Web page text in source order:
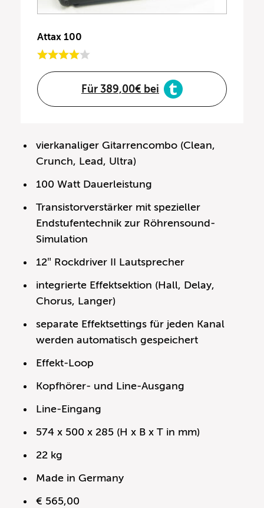
Attax 100
Für 389,00€ bei
vierkanaliger Gitarrencombo (Clean,
Crunch, Lead, Ultra)
100 Watt Dauerleistung
Transistorverstärker mit spezieller
Endstufentechnik zur Röhrensound-
Simulation
12″ Rockdriver II Lautsprecher
integrierte Effektsektion (Hall, Delay,
Chorus, Langer)
separate Effektsettings für jeden Kanal
werden automatisch gespeichert
Effekt-Loop
Kopfhörer- und Line-Ausgang
Line-Eingang
574 x 500 x 285 (H x B x T in mm)
22 kg
Made in Germany
€ 565,00